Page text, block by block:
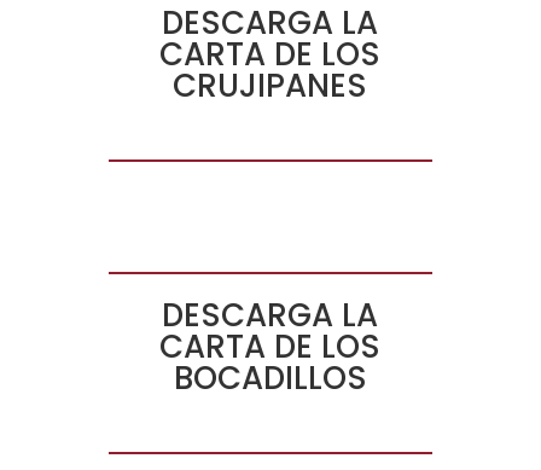
DESCARGA LA
CARTA DE LOS
CRUJIPANES
DESCARGA LA
CARTA DE LOS
BOCADILLOS